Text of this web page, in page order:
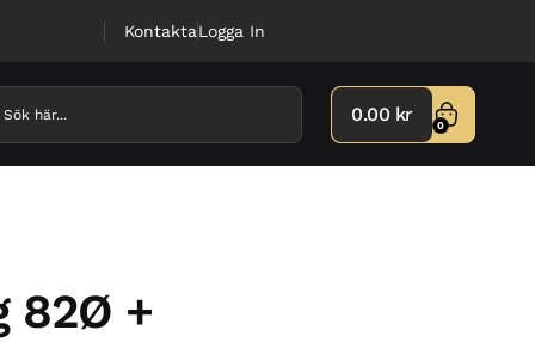
KontaktaLogga In
0.00 kr 0
82Ø +